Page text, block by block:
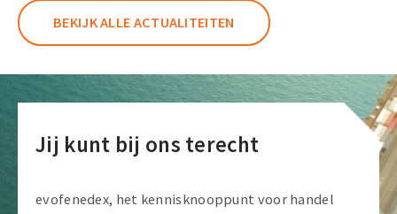
BEKIJK ALLE ACTUALITEITEN
Jij kunt bij ons terecht
evofenedex, het kennisknooppunt voor handel